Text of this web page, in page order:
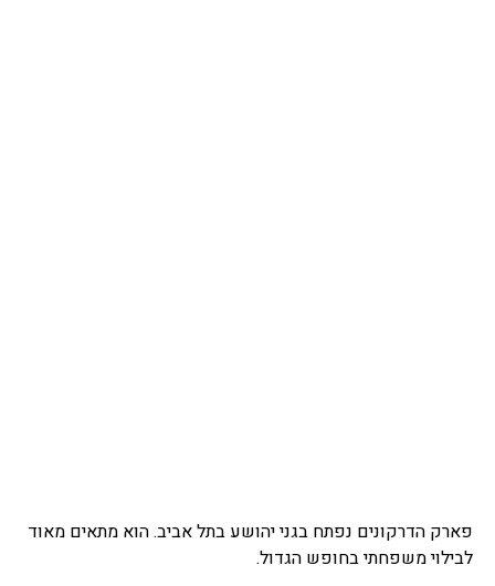
פארק הדרקונים נפתח בגני יהושע בתל אביב. הוא מתאים מאוד
לבילוי משפחתי בחופש הגדול.